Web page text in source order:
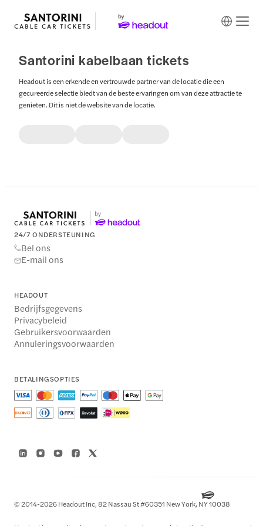
Santorini kabelbaan tickets
Headout is een erkende en vertrouwde partner van de locatie die een
gecureerde selectie biedt van de beste ervaringen om van deze attractie te
genieten. Dit is niet de website van de locatie.
24/7 ONDERSTEUNING
Bel ons
E-mail ons
HEADOUT
Bedrijfsgegevens
Privacybeleid
Gebruikersvoorwaarden
Annuleringsvoorwaarden
BETALINGSOPTIES
© 2014-2026 Headout Inc, 82 Nassau St #60351 New York, NY 10038